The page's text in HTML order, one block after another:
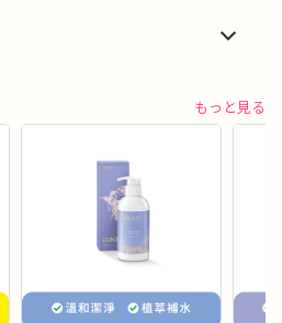
もっと見る